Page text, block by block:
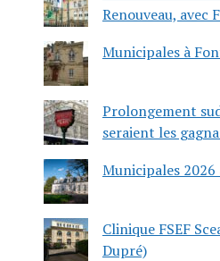
Renouveau, avec
Municipales à
Prolongement
seraient les
Municipales
Clinique FSEF
Dupré)